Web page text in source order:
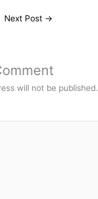
Next Post →
will not be published.